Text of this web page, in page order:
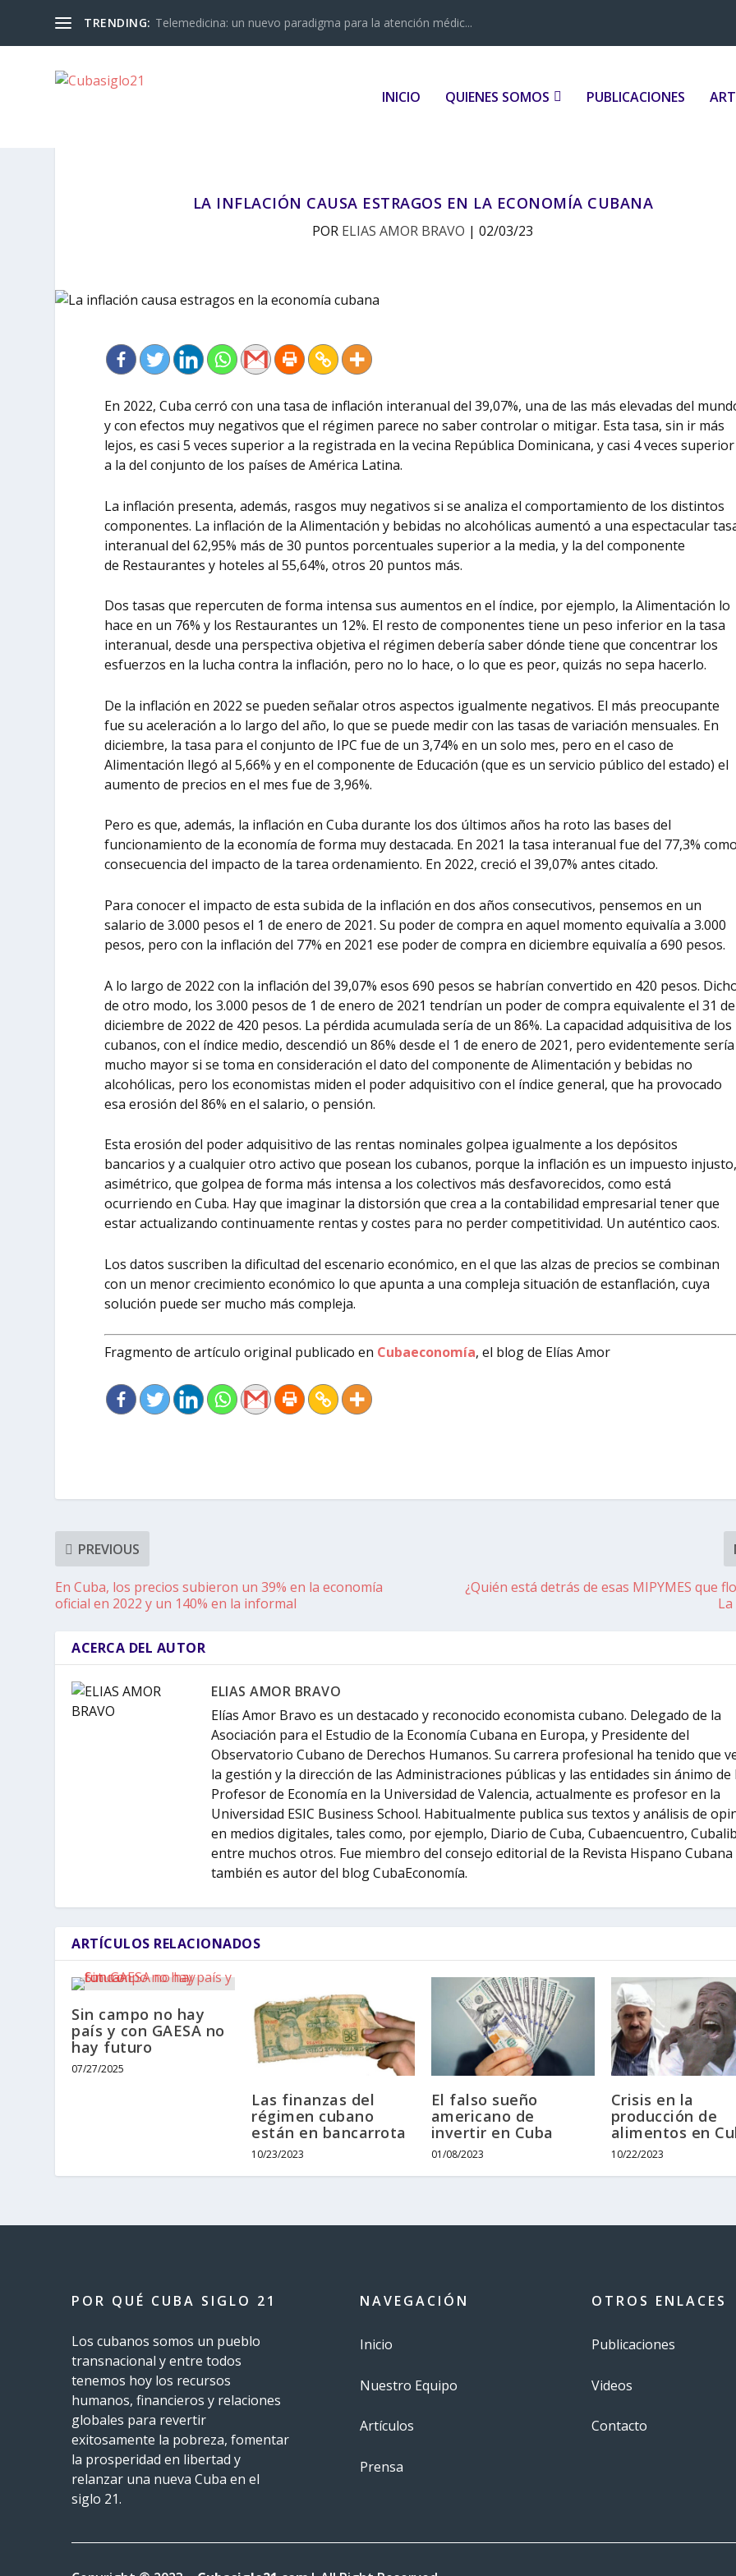
TRENDING: Telemedicina: un nuevo paradigma para la atención médic...
INICIO QUIENES SOMOS PUBLICACIONES
LA INFLACIÓN CAUSA ESTRAGOS EN LA ECONOMÍA CUBANA
POR ELIAS AMOR BRAVO |02/03/23
En 2022, Cuba cerró con una tasa de inflación interanual del 39,07%, una de las más elevadas del
y con efectos muy negativos que el régimen parece no saber controlar o mitigar. Esta tasa, sin ir más
lejos, es casi 5 veces superior a la registrada en la vecina República Dominicana, y casi 4 veces superior
a la del conjunto de los países de América Latina.
La inflación presenta, además, rasgos muy negativos si se analiza el comportamiento de los distintos
componentes. La inflación de laAlimentación y bebidas no alcohólicas aumentó a una espectacular
interanual del62,95% más de 30 puntos porcentuales superior a la media, y la del componente
de Restaurantes y hoteles al 55,64%, otros 20 puntos más.
Dos tasas que repercuten de forma intensa sus aumentos en el índice, por ejemplo, la Alimentación lo
hace en un 76% y los Restaurantes un 12%. El resto de componentes tiene un peso inferior en la tasa
interanual, desde una perspectiva objetiva el régimen deberíasaber dónde tiene que concentrar los
esfuerzosen la lucha contra la inflación, pero no lo hace, o lo que es peor, quizás no sepa hacerlo.
De la inflación en 2022 se pueden señalar otros aspectos igualmente negativos. El más preocupante
fue suaceleración a lo largo del año, lo que se puede medir con las tasas de variación mensuales. En
diciembre, la tasa para el conjunto de IPC fue de un 3,74% en un solo mes, pero en el caso de
Alimentación llegó al 5,66% y en el componente de Educación (que es un servicio público del estado) el
aumento de precios en el mes fue de 3,96%.
Pero es que, además, la inflación en Cuba durante los dos últimos años ha roto las bases del
funcionamiento de la economía de forma muy destacada. En 2021 la tasa interanual fue del 77,3%
consecuencia del impacto de la tarea ordenamiento. En 2022, creció el 39,07% antes citado.
Para conocer el impacto de esta subida de la inflación en dos años consecutivos, pensemos en un
salario de 3.000 pesos el 1 de enero de 2021. Su poder de compra en aquel momento equivalía a 3.000
pesos, pero con la inflación del 77% en 2021 ese poder de compra en diciembreequivalía a 690 pesos.
A lo largo de 2022 con la inflación del39,07%esos 690 pesos se habrían convertido en 420 pesos.
de otro modo, los 3.000 pesos de 1 de enero de 2021 tendrían un poder de compra equivalente el 31 de
diciembre de 2022 de 420 pesos. La pérdida acumulada sería de un86%. La capacidad adquisitiva de los
cubanos, con el índice medio, descendió un 86% desde el 1 de enero de 2021, pero evidentemente sería
mucho mayor si se toma en consideración el dato del componente de Alimentación y bebidas no
alcohólicas, pero los economistas miden el poder adquisitivo con el índice general, que ha provocado
esa erosión del 86% en el salario, o pensión.
Esta erosión del poder adquisitivo de las rentas nominales golpea igualmente a los depósitos
bancarios y a cualquier otro activo que posean los cubanos, porque la inflación es un impuesto
asimétrico, que golpea de forma más intensa a los colectivos más desfavorecidos, como está
ocurriendo en Cuba. Hay que imaginar la distorsión que crea a la contabilidad empresarial tener que
estar actualizando continuamente rentas y costes para no perder competitividad. Un auténtico caos.
Los datos suscriben la dificultad del escenario económico, en el que las alzas de precios se combinan
con un menor crecimiento económico lo que apunta a una compleja situación de estanflación, cuya
solución puede ser mucho más compleja.
Fragmento de artículo original publicado en Cubaeconomía, el blog de Elías Amor
PREVIOUS
En Cuba, los precios subieron un 39% en la economía
oficial en 2022 y un 140% en la informal
¿Quién está detrás de esas MIPYMES que
ACERCA DEL AUTOR
ELIAS AMOR BRAVO
Elías Amor Bravo es un destacado y reconocido economista cubano. Delegado de la
Asociación para el Estudio de la Economía Cubana en Europa, y Presidente del
Observatorio Cubano de Derechos Humanos. Su carrera profesional ha tenido que
la gestión y la dirección de las Administraciones públicas y las entidades sin ánimo de
Profesor de Economía en la Universidad de Valencia, actualmente es profesor en la
Universidad ESIC Business School. Habitualmente publica sus textos y análisis de
en medios digitales, tales como, por ejemplo, Diario de Cuba, Cubaencuentro,
entre muchos otros. Fue miembro del consejo editorial de la Revista Hispano Cubana
también es autor del blog CubaEconomía.
ARTÍCULOS RELACIONADOS
Sin campo no hay
país y con GAESA no
hay futuro
07/27/2025
Las finanzas del
régimen cubano
están en bancarrota
10/23/2023
El falso sueño
americano de
invertir en Cuba
01/08/2023
Crisis en la
producción de
alimentos en
10/22/2023
POR QUÉ CUBA SIGLO 21
Los cubanos somos un pueblo
transnacional y entre todos
tenemos hoy los recursos
humanos, financieros y relaciones
globales para revertir
exitosamente la pobreza, fomentar
la prosperidad en libertad y
relanzar una nueva Cuba en el
siglo 21.
NAVEGACIÓN
Inicio
Nuestro Equipo
Artículos
Prensa
OTROS ENLACES
Publicaciones
Videos
Contacto